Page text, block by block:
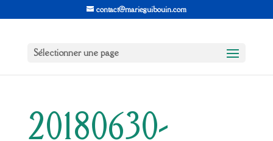
contact@marieguibouin.com
Sélectionner une page
20180630-